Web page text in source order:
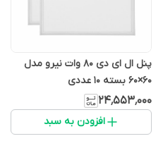
پنل ال ای دی 80 وات نیرو مدل
60×60 بسته ۱۰ عددی
۲۴٬۵۵۳٬۰۰۰
افزودن به سبد